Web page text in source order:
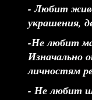
- Любит
украшения,
-Не любит
Изначально
личностям
- Не любит